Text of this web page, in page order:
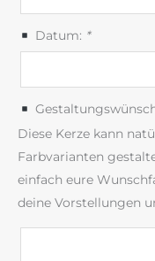
Datum: *
Diese Kerze kann
Farbvarianten
einfach eure
deine Vorstellungen